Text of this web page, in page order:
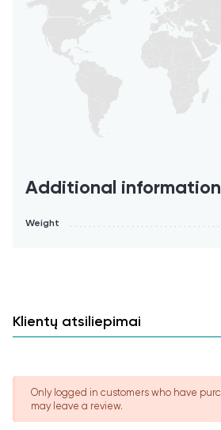
Žvakidė pagaminta iš kokoso, be
Kadangi ji yra pjaustoma,
Additional information
Weight
Klientų atsiliepimai
Only logged in customers who have
may leave a review.